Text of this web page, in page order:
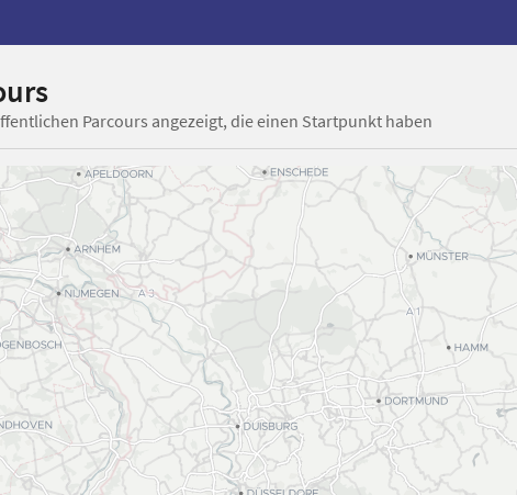
Parcours angezeigt, die einen Startpunkt haben